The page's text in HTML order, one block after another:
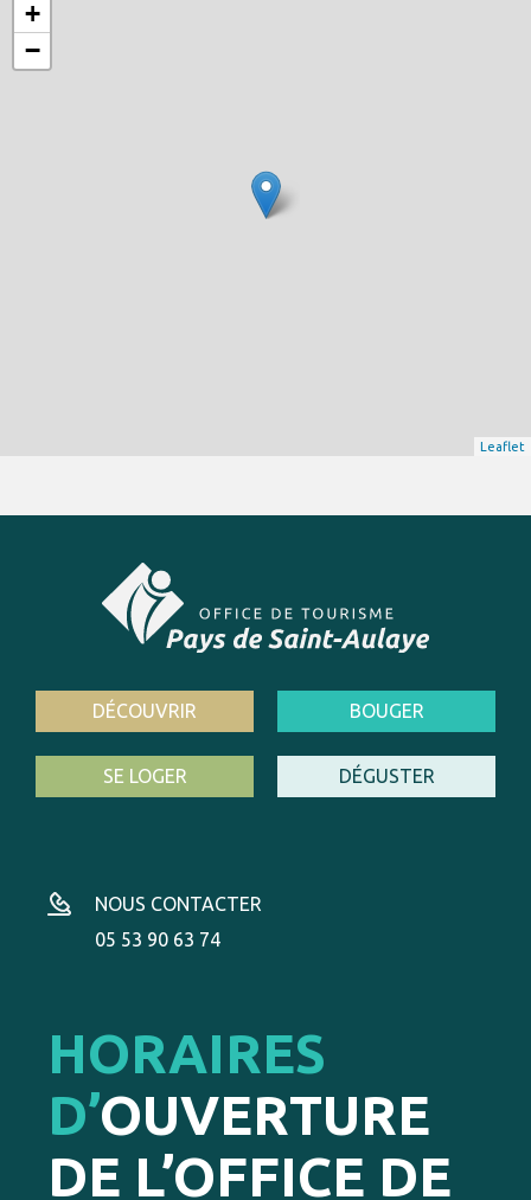
+
−
Leaflet
DÉCOUVRIR BOUGER
SE LOGER DÉGUSTER
NOUS CONTACTER
05 53 90 63 74
HORAIRES
D’OUVERTURE
DE L’OFFICE DE